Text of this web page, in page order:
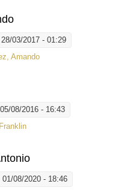
03/2017 - 01:29
Amando
08/2016 - 16:43
08/2020 - 18:46